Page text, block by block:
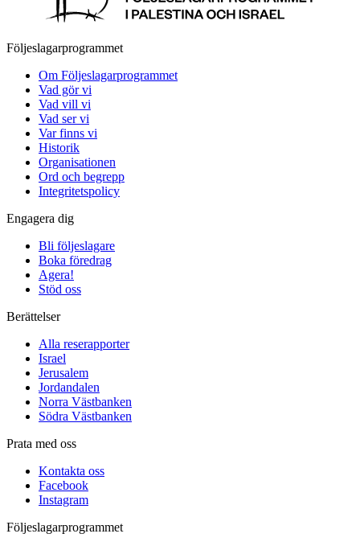
Följeslagarprogrammet
Om Följeslagarprogrammet
Vad gör vi
Vad vill vi
Vad ser vi
Var finns vi
Historik
Organisationen
Ord och begrepp
Integritetspolicy
Engagera dig
Bli följeslagare
Boka föredrag
Agera!
Stöd oss
Berättelser
Alla reserapporter
Israel
Jerusalem
Jordandalen
Norra Västbanken
Södra Västbanken
Prata med oss
Kontakta oss
Facebook
Instagram
Följeslagarprogrammet